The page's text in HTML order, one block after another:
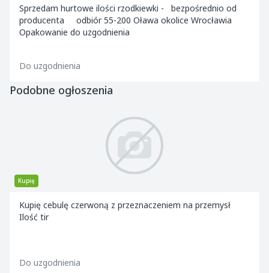
Sprzedam hurtowe ilości rzodkiewki - bezpośrednio od
producenta odbiór 55-200 Oława okolice Wrocławia
Opakowanie do uzgodnienia
Do uzgodnienia
Podobne ogłoszenia
Kupię
Kupię cebulę czerwoną z przeznaczeniem na przemysł
Ilość tir
Do uzgodnienia